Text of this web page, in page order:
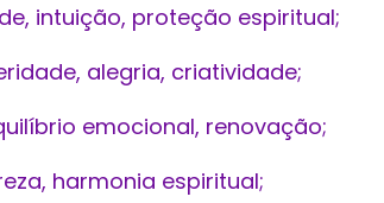
intuição, proteção espiritual;
alegria, criatividade;
emocional, renovação;
harmonia espiritual;